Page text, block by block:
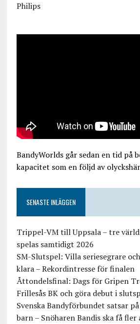
Philips
BandyWorlds går sedan en tid på
kapacitet som en följd av
SENASTE INLÄGGEN
Trippel-VM till Uppsala – tre
spelas samtidigt 2026
SM-Slutspel: Villa seriesegrare
klara – Rekordintresse för finalen
Åttondelsfinal: Dags för Gripen
Frillesås BK och göra debut i
Svenska Bandyförbundet satsar
barn – Snöharen Bandis ska få